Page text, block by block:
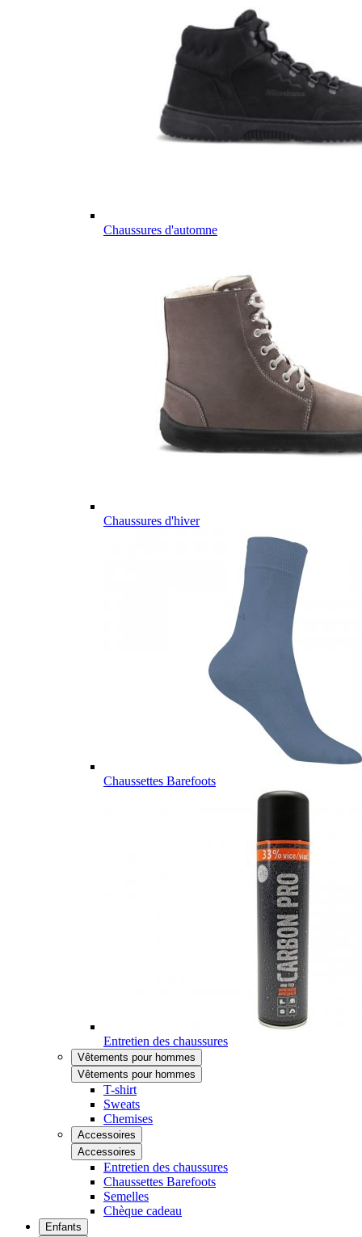
Chaussures d'automne
Chaussures d'hiver
Chaussettes Barefoots
Entretien des chaussures
Vêtements pour hommes
Vêtements pour hommes
T-shirt
Sweats
Chemises
Accessoires
Accessoires
Entretien des chaussures
Chaussettes Barefoots
Semelles
Chèque cadeau
Enfants